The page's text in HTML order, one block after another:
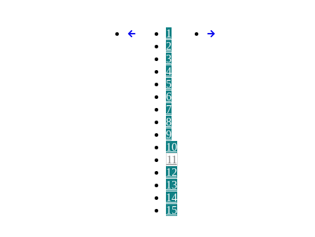
1
2
3
4
5
6
7
8
9
10
11
12
13
14
15